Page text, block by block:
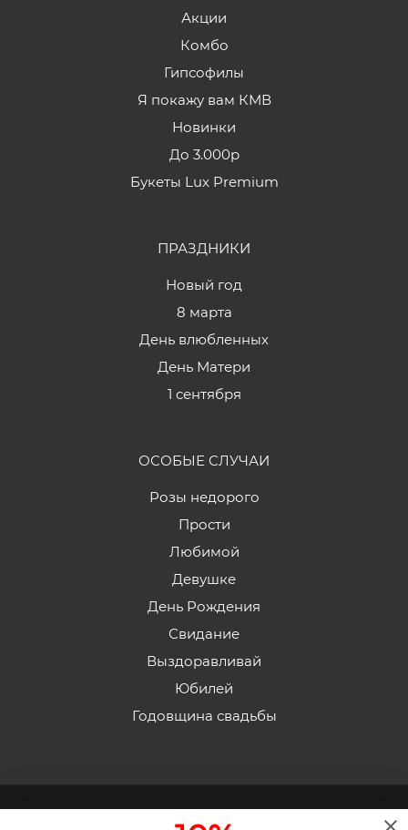
Акции
Комбо
Гипсофилы
Я покажу вам КМВ
Новинки
До 3.000р
Букеты Lux Premium
ПРАЗДНИКИ
Новый год
8 марта
День влюбленных
День Матери
1 сентября
ОСОБЫЕ СЛУЧАИ
Розы недорого
Прости
Любимой
Девушке
День Рождения
Свидание
Выздоравливай
Юбилей
Годовщина свадьбы
2026 © «Эдельвейс» - Интернет-магазин доставки